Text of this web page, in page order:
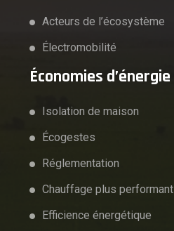
Acteurs de l’écosystème
Électromobilité
Économies d’énergie
Isolation de maison
Écogestes
Réglementation
Chauffage plus performant
Efficience énergétique